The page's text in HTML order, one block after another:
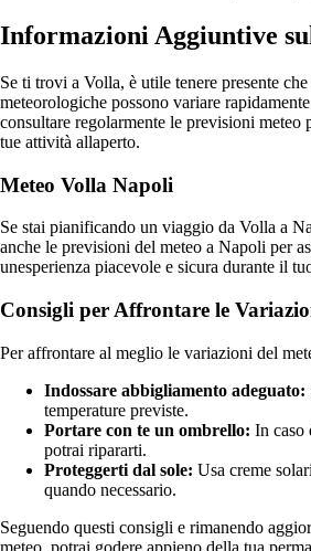
Informazioni Aggiuntive
Se ti trovi a Volla, è utile tenere presente
meteorologiche possono variare
consultare regolarmente le previsioni meteo
tue attività allaperto.
Meteo Volla Napoli
Se stai pianificando un viaggio da Volla a
anche le previsioni del meteo a Napoli per
unesperienza piacevole e sicura durante il
Consigli per Affrontare le
Per affrontare al meglio le variazioni del
Indossare abbigliamento adeguato:
temperature previste.
Portare con te un ombrello: In caso
potrai ripararti.
Proteggerti dal sole: Usa creme
quando necessario.
Seguendo questi consigli e rimanendo
meteo, potrai godere appieno della tua